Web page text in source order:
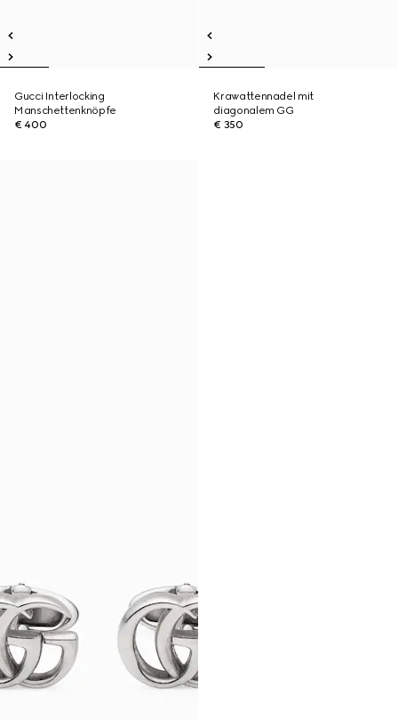
Gucci Interlocking
Manschettenknöpfe
€ 400
Krawattennadel mit
diagonalem GG
€ 350